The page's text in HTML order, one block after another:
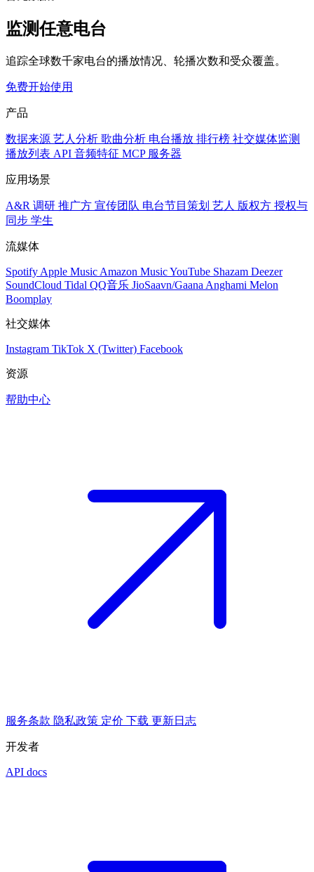
监测任意电台
追踪全球数千家电台的播放情况、轮播次数和受众覆盖。
免费开始使用
产品
数据来源 艺人分析 歌曲分析 电台播放 排行榜 社交媒体监测
播放列表 API 音频特征 MCP 服务器
应用场景
A&R 调研 推广方 宣传团队 电台节目策划 艺人 版权方 授权与
同步 学生
流媒体
Spotify Apple Music Amazon MusicYouTube Shazam Deezer
SoundCloud Tidal QQ音乐 JioSaavn/Gaana Anghami Melon
Boomplay
社交媒体
Instagram TikTok X (Twitter) Facebook
资源
帮助中心
服务条款 隐私政策 定价 下载 更新日志
开发者
API docs